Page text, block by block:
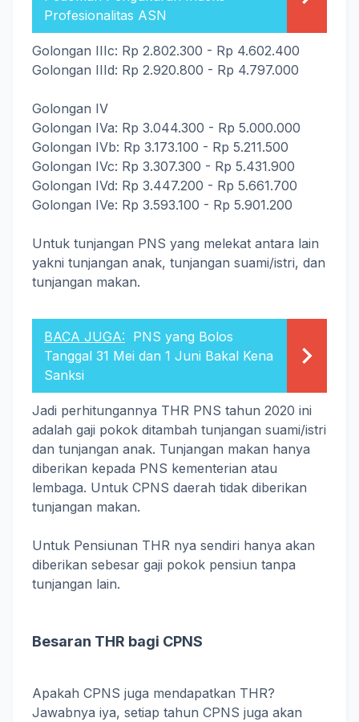
Profesionalitas ASN
Golongan IIIc: Rp 2.802.300 - Rp 4.602.400
Golongan IIId: Rp 2.920.800 - Rp 4.797.000
Golongan IV
Golongan IVa: Rp 3.044.300 - Rp 5.000.000
Golongan IVb: Rp 3.173.100 - Rp 5.211.500
Golongan IVc: Rp 3.307.300 - Rp 5.431.900
Golongan IVd: Rp 3.447.200 - Rp 5.661.700
Golongan IVe: Rp 3.593.100 - Rp 5.901.200
Untuk tunjangan PNS yang melekat antara lain
yakni tunjangan anak, tunjangan suami/istri, dan
tunjangan makan.
BACA JUGA: PNS yang Bolos
Tanggal 31 Mei dan 1 Juni Bakal Kena
Sanksi
Jadi perhitungannya THR PNS tahun 2020 ini
adalah gaji pokok ditambah tunjangan suami/istri
dan tunjangan anak. Tunjangan makan hanya
diberikan kepada PNS kementerian atau
lembaga. Untuk CPNS daerah tidak diberikan
tunjangan makan.
Untuk Pensiunan THR nya sendiri hanya akan
diberikan sebesar gaji pokok pensiun tanpa
tunjangan lain.
Besaran THR bagi CPNS
Apakah CPNS juga mendapatkan THR?
Jawabnya iya, setiap tahun CPNS juga akan